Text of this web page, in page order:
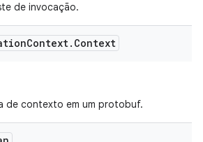
de invocação.
Context. Context
de contexto em um protobuf.